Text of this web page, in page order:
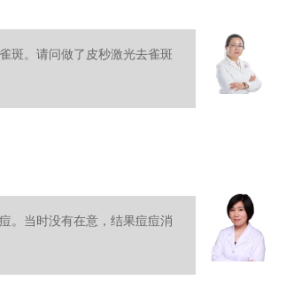
斑。请问做了皮秒激光去雀斑
。当时没有在意，结果痘痘消